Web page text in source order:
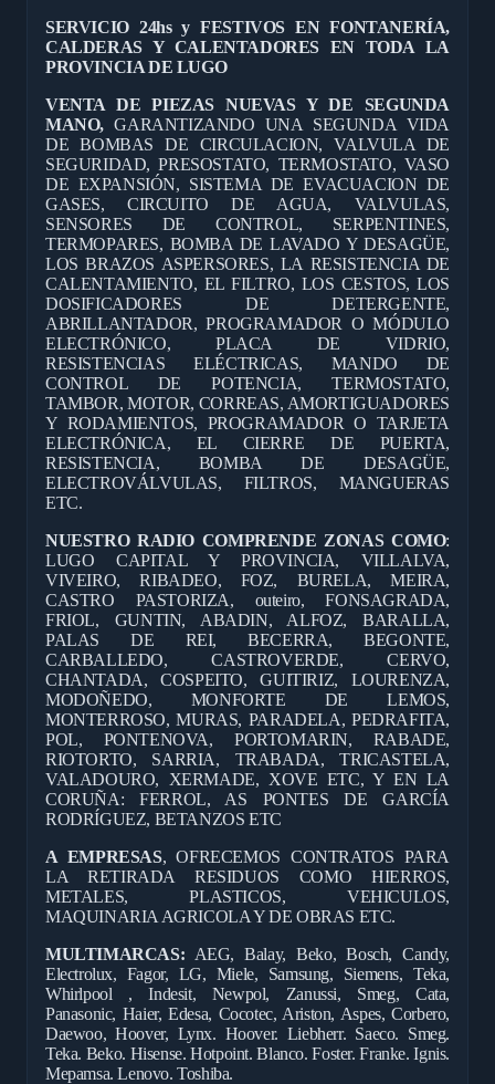
SERVICIO 24hs y FESTIVOS EN FONTANERÍA,
CALDERAS Y CALENTADORES EN TODA LA
PROVINCIA DE LUGO
VENTA DE PIEZAS NUEVAS Y DE SEGUNDA
MANO, GARANTIZANDO UNA SEGUNDA VIDA
DE BOMBAS DE CIRCULACION, VALVULA DE
SEGURIDAD, PRESOSTATO, TERMOSTATO, VASO
DE EXPANSIÓN, SISTEMA DE EVACUACION DE
GASES, CIRCUITO DE AGUA, VALVULAS,
SENSORES DE CONTROL, SERPENTINES,
TERMOPARES, BOMBA DE LAVADO Y DESAGÜE,
LOS BRAZOS ASPERSORES, LA RESISTENCIA DE
CALENTAMIENTO, EL FILTRO, LOS CESTOS, LOS
DOSIFICADORES DE DETERGENTE,
ABRILLANTADOR, PROGRAMADOR O MÓDULO
ELECTRÓNICO, PLACA DE VIDRIO,
RESISTENCIAS ELÉCTRICAS, MANDO DE
CONTROL DE POTENCIA, TERMOSTATO,
TAMBOR, MOTOR, CORREAS, AMORTIGUADORES
Y RODAMIENTOS, PROGRAMADOR O TARJETA
ELECTRÓNICA, EL CIERRE DE PUERTA,
RESISTENCIA, BOMBA DE DESAGÜE,
ELECTROVÁLVULAS, FILTROS, MANGUERAS
ETC.
NUESTRO RADIO COMPRENDE ZONAS COMO:
LUGO CAPITAL Y PROVINCIA, VILLALVA,
VIVEIRO, RIBADEO, FOZ, BURELA, MEIRA,
CASTRO PASTORIZA, outeiro, FONSAGRADA,
FRIOL, GUNTIN, ABADIN, ALFOZ, BARALLA,
PALAS DE REI, BECERRA, BEGONTE,
CARBALLEDO, CASTROVERDE, CERVO,
CHANTADA, COSPEITO, GUITIRIZ, LOURENZA,
MODOÑEDO, MONFORTE DE LEMOS,
MONTERROSO, MURAS, PARADELA, PEDRAFITA,
POL, PONTENOVA, PORTOMARIN, RABADE,
RIOTORTO, SARRIA, TRABADA, TRICASTELA,
VALADOURO, XERMADE, XOVE ETC, Y EN LA
CORUÑA: FERROL, AS PONTES DE GARCÍA
RODRÍGUEZ, BETANZOS ETC
A EMPRESAS, OFRECEMOS CONTRATOS PARA
LA RETIRADA RESIDUOS COMO HIERROS,
METALES, PLASTICOS, VEHICULOS,
MAQUINARIA AGRICOLA Y DE OBRAS ETC.
MULTIMARCAS: AEG, Balay, Beko, Bosch, Candy,
Electrolux, Fagor, LG, Miele, Samsung, Siemens, Teka,
Whirlpool , Indesit, Newpol, Zanussi, Smeg, Cata,
Panasonic, Haier, Edesa, Cocotec, Ariston, Aspes, Corbero,
Daewoo, Hoover, Lynx. Hoover. Liebherr. Saeco. Smeg.
Teka. Beko. Hisense. Hotpoint. Blanco. Foster. Franke. Ignis.
Mepamsa. Lenovo. Toshiba.